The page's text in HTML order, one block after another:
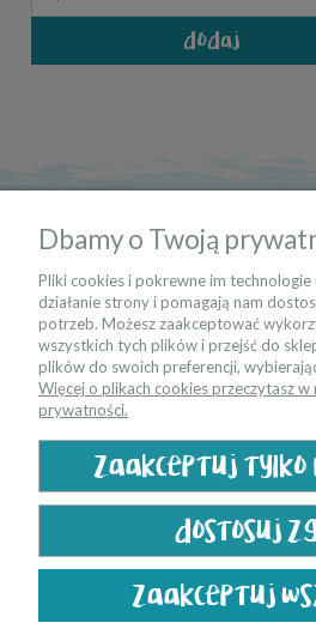
dodaj
moje
kontakt
bądź na
pokaż pełną
Dbamy o Twoją
Pliki cookies i pokrewne im
działanie strony i pomagają nam
potrzeb. Możesz zaakceptować
wszystkich tych plików i przejść do
plików do swoich preferencji,
Więcej o plikach cookies przeczytasz w
prywatności.
zaakceptuj tylko
dostosuj
zaakceptuj